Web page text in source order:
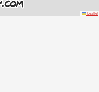
Leaflet